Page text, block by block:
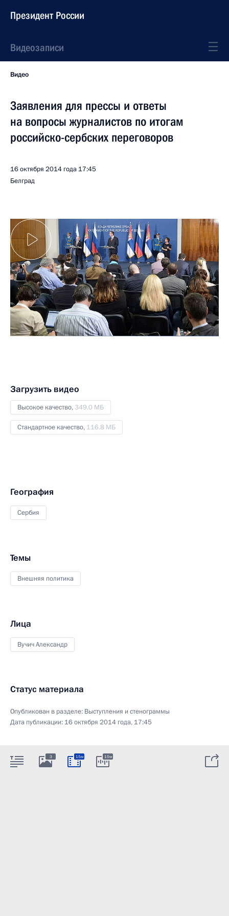
Президент России
Видеозаписи
Видео
Заявления для прессы и ответы
на вопросы журналистов по итогам
российско-сербских переговоров
16 октября 2014 года 17:45
Белград
Загрузить видео
Высокое качество, 349.0 МБ
Стандартное качество, 116.8 МБ
География
Сербия
Темы
Внешняя политика
Лица
Вучич Александр
Статус материала
Опубликован в разделе: Выступления и стенограммы
Дата публикации: 16 октября 2014 года, 17:45
3 15м 15м